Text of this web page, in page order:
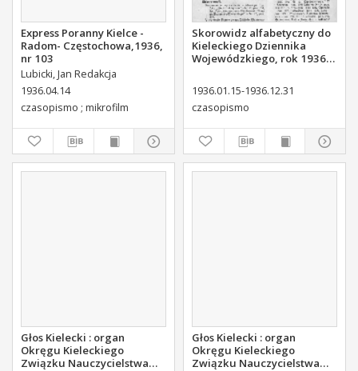
Express Poranny Kielce -
Radom- Częstochowa,1936,
nr 103
Lubicki, Jan Redakcja
1936.04.14
czasopismo ; mikrofilm
Skorowidz alfabetyczny do
Kieleckiego Dziennika
Wojewódzkiego, rok 1936,
1936.01.15-1936.12.31
czasopismo
Głos Kielecki : organ
Okręgu Kieleckiego
Związku Nauczycielstwa
Głos Kielecki : organ
Okręgu Kieleckiego
Związku Nauczycielstwa